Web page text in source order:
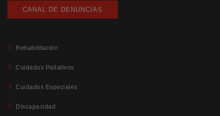
CANAL DE DENUNCIAS
Rehabilitación
Cuidados Paliativos
Cuidados Especiales
Discapacidad